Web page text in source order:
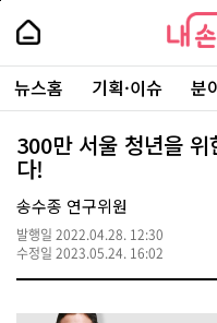
본
로
가
내
손
안
에
서
울
-
서
울
시
대
표
소
통
포
내
손
에
울
주
요
서
뉴스홈 기획·이슈 분
300만 서울 청년을
다!
송수종 연구위원
발행일 2022.04.28. 12:30
수정일 2023.05.24. 16:02
페
상
단
로